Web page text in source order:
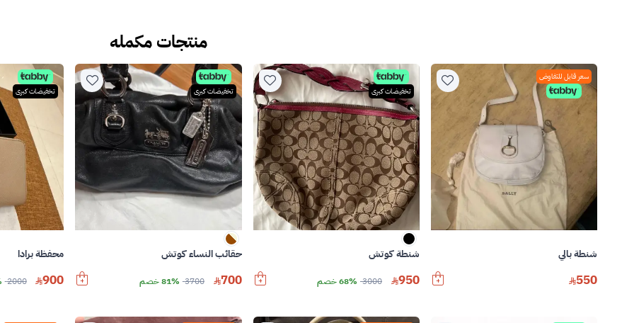
منتجات مكمله
سعر قابل للتفاوض
شنطة بالي
550
تخفيضات كبرى
شنطة كوتش
950
3000 68% خصم
تخفيضات كبرى
حقائب النساء كوتش
700
3700 81% خصم
تخفيضات كبرى
محفظة برادا
900
2000